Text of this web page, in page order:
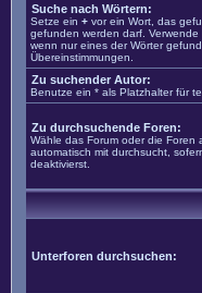
Suche nach Wörtern:
Setze ein + vor ein Wort, das
gefunden werden darf.
wenn nur eines der Wörter
Übereinstimmungen.
Zu suchender Autor:
Benutze ein * als Platzhalter für
Zu durchsuchende Foren:
Wähle das Forum oder die Foren
automatisch mit durchsucht,
deaktivierst.
Unterforen durchsuchen: